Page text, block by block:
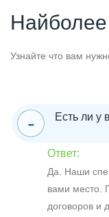
Узнайте что вам
Есть ли у
Ответ:
Да. Наши
вами место.
договоров и